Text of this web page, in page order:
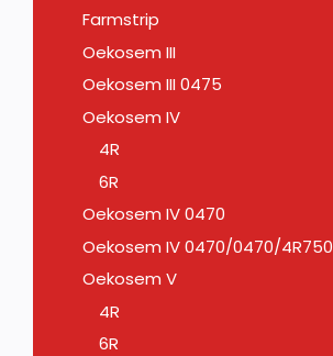
Farmstrip
Oekosem III
Oekosem III 0475
Oekosem IV
4R
6R
Oekosem IV 0470
Oekosem IV 0470/0470/4R750
Oekosem V
4R
6R